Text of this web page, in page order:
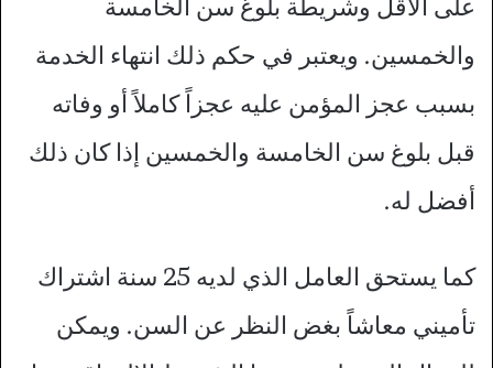
على الأقل وشريطة بلوغ سن الخامسة
والخمسين. ويعتبر في حكم ذلك انتهاء الخدمة
بسبب عجز المؤمن عليه عجزاً كاملاً أو وفاته
قبل بلوغ سن الخامسة والخمسين إذا كان ذلك
أفضل له.
كما يستحق العامل الذي لديه 25 سنة اشتراك
تأميني معاشاً بغض النظر عن السن. ويمكن